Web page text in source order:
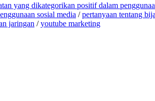
yang dikategorikan positif dalam
sosial media /pertanyaan tentang
jaringan /youtube marketing